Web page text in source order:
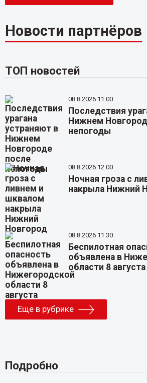
Новости партнёров
ТОП новостей
08.8.2026 11:00
Последствия
Нижнем
непогоды
08.8.2026 12:00
Ночная гроза с
накрыла Нижний
08.8.2026 11:30
Беспилотная
объявлена в
области 8 августа
Еще в рубрике
Подробно